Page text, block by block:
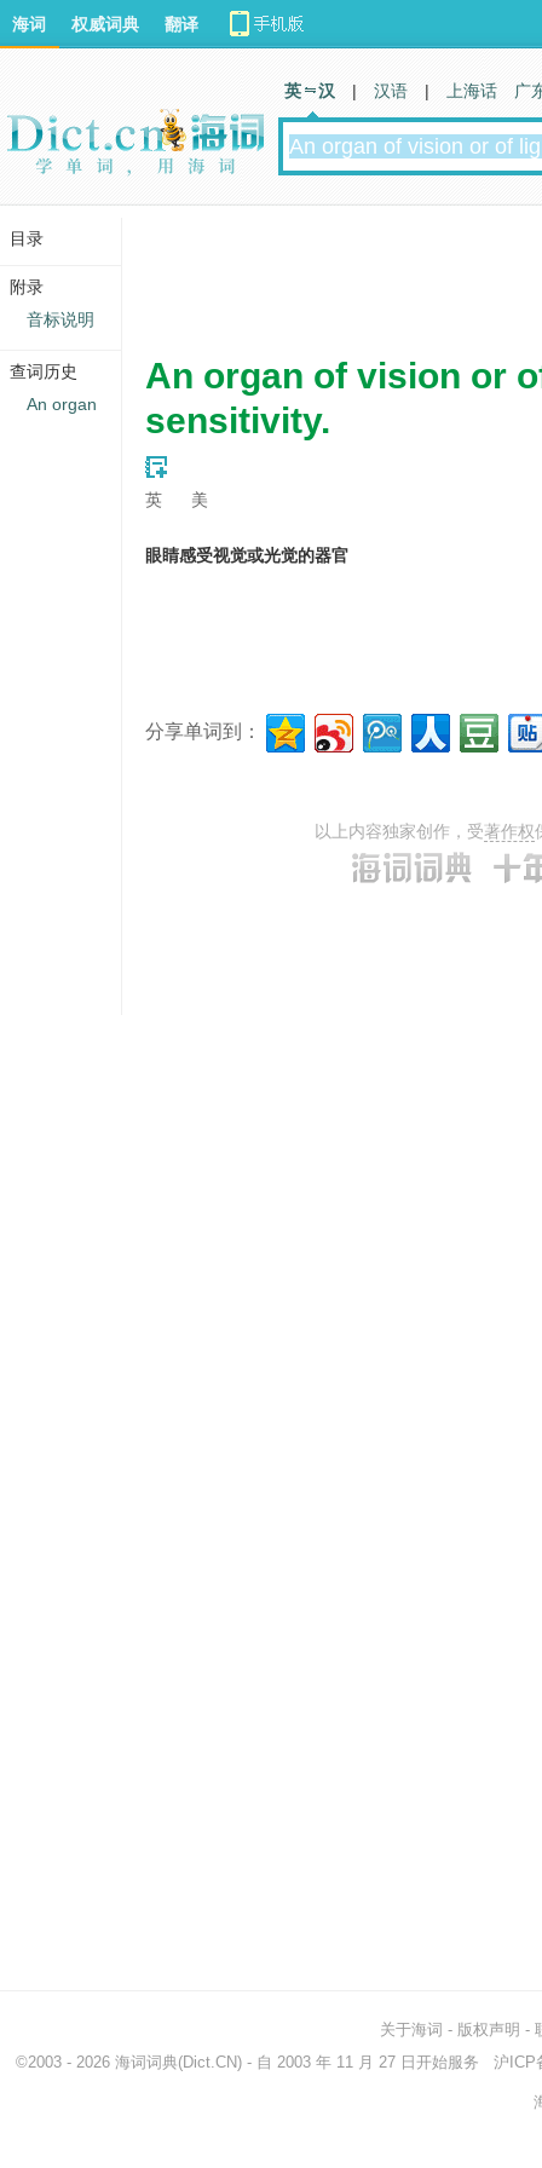
An organ of vision or
sensitivity.
英 美
眼睛感受视觉或光觉的器官
分享单词到：
以上内容独家创作，受著作权
海词 权威词典 翻译
英 汉 | 汉语 | 上海话 广
关于海词 - 版权声明 -
©2003 - 2026 海词词典(Dict.CN) - 自 2003 年 11 月 27 日开始服务 沪ICP
目录
附录
音标说明
查词历史
An organ